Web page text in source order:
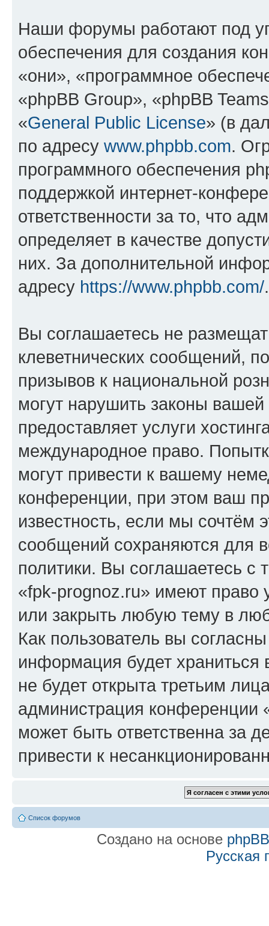
Наши форумы работают под
обеспечения для создания
«они», «программное
«phpBB Group», «phpBB
«General Public License» (в
по адресу www.phpbb.com.
программного обеспечения
поддержкой интернет-
ответственности за то, что
определяет в качестве
них. За дополнительной
адресу https://www.phpbb.com/.
Вы соглашаетесь не
клеветнических сообщений,
призывов к национальной
могут нарушить законы
предоставляет услуги
международное право.
могут привести к вашему
конференции, при этом ваш
известность, если мы сочтём
сообщений сохраняются для
политики. Вы соглашаетесь
«fpk-prognoz.ru» имеют право
или закрыть любую тему в
Как пользователь вы
информация будет
не будет открыта третьим
администрация конференции
может быть ответственна за
привести к
Список форумов
Создано на основе phpBB
Русская